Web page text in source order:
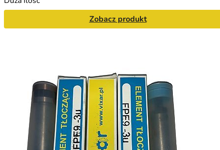
Zobacz produkt